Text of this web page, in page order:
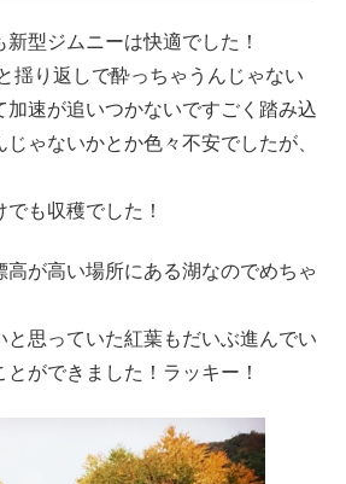
型ジムニーは快適でした！
揺り返しで酔っちゃうんじゃない
加速が追いつかないですごく踏み込
ゃないかとか色々不安でしたが、
も収穫でした！
高が高い場所にある湖なのでめちゃ
と思っていた紅葉もだいぶ進んでい
ができました！ラッキー！